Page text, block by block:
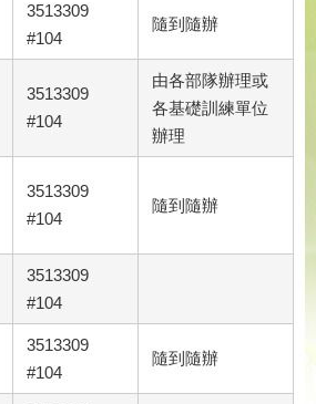
3513309
#104
隨到隨辦
3513309
#104
由各部隊辦理或
各基礎訓練單位
辦理
3513309
#104
隨到隨辦
3513309
#104
3513309
#104
隨到隨辦